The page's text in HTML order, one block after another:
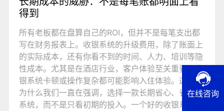
得到
所有老板都在盘算自己的ROI，但并不是每笔支出都
写在财务报表上。收银系统的升级费用，除了账面上
的实际成本，还有你看不到的时间、人力、培训等隐
性成本。尤其是在酒店行业，客户体验至关重要，收
银系统卡顿或操作复杂都可能影响入住体验。这就是
为什么我们一直在强调，选择一款长期省心、省钱的
系统，而不是只看初期的投入。一个好的收银系统可
在线咨询